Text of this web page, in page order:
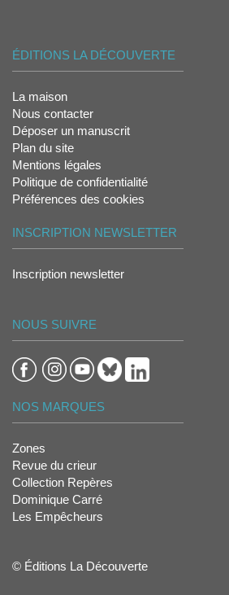
ÉDITIONS LA DÉCOUVERTE
La maison
Nous contacter
Déposer un manuscrit
Plan du site
Mentions légales
Politique de confidentialité
Préférences des cookies
INSCRIPTION NEWSLETTER
Inscription newsletter
NOUS SUIVRE
NOS MARQUES
Zones
Revue du crieur
Collection Repères
Dominique Carré
Les Empêcheurs
© Éditions La Découverte